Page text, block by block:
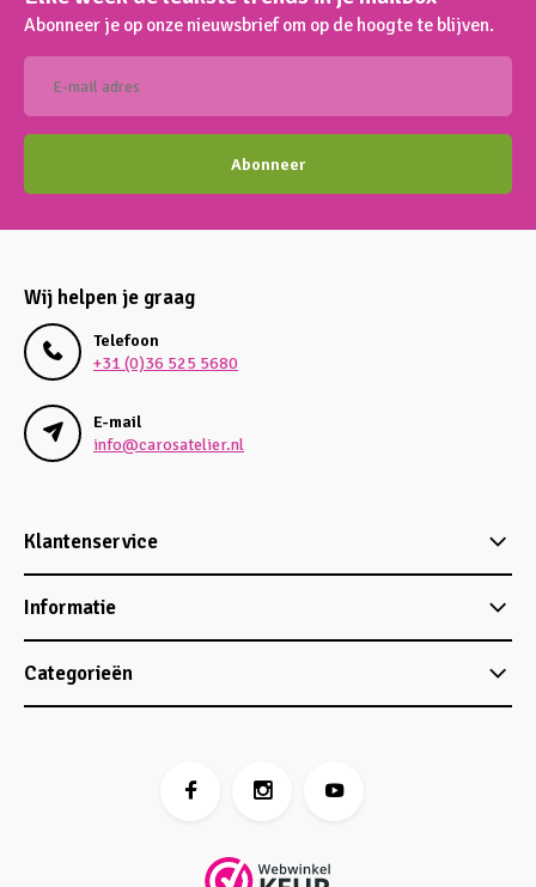
Abonneer je op onze nieuwsbrief om op de hoogte te blijven.
Abonneer
Wij helpen je graag
Telefoon
+31 (0)36 525 5680
E-mail
info@carosatelier.nl
Klantenservice
Informatie
Categorieën